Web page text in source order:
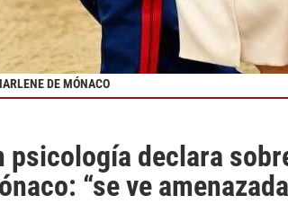
DE MÓNACO
psicología declara
“se ve